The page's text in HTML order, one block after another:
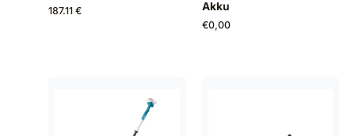
187.11 €
Akku
€0,00